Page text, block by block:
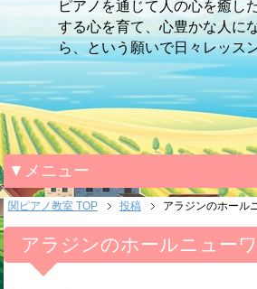
ピアノを通じて人の心を癒し
する心を育て、心豊かな人に
ら、という願いで日々レッス
▼メニュー
関ピアノ教室 TOP 投稿 アラジンのホール
アラジンのホールニュー